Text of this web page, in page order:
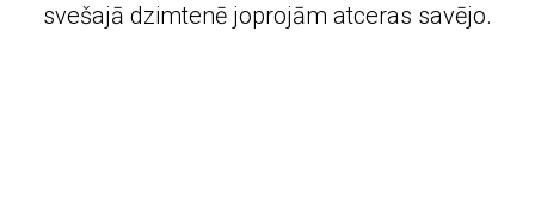
svešajā dzimtenē joprojām atceras savējo.